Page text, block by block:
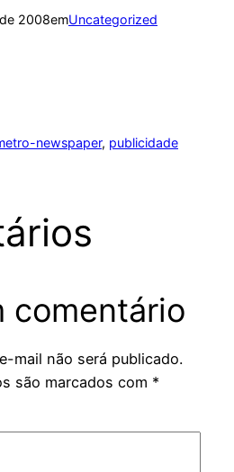
2008emUncategorized
newspaper, publicidade
comentário
mail não será publicado.
são marcados com *